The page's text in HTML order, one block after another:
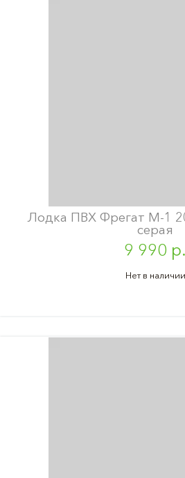
Лодка ПВХ Фрегат М-1
серая
9 990 р.
Нет в наличии